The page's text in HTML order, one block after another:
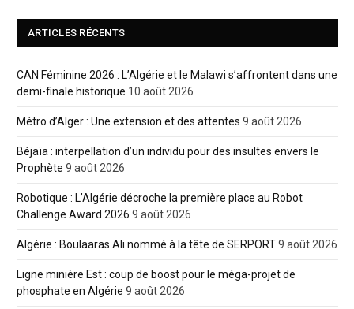
ARTICLES RÉCENTS
CAN Féminine 2026 : L’Algérie et le Malawi s’affrontent dans une
demi-finale historique 10 août 2026
Métro d’Alger : Une extension et des attentes 9 août 2026
Béjaïa : interpellation d’un individu pour des insultes envers le
Prophète 9 août 2026
Robotique : L’Algérie décroche la première place au Robot
Challenge Award 2026 9 août 2026
Algérie : Boulaaras Ali nommé à la tête de SERPORT9 août 2026
Ligne minière Est : coup de boost pour le méga-projet de
phosphate en Algérie 9 août 2026